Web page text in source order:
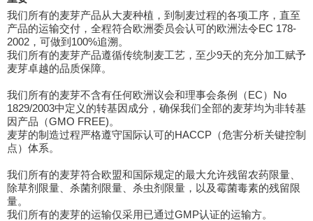
我们所有的麦芽产品从大麦种植，到制麦过程的各项工序，直至
产品的运输交付，全程符合欧洲委员会认可的欧洲法令EC 178-
2002，可做到100%追溯。
我们所有的麦芽产品遵循传统制麦工艺，至少9天的充分加工赋予
麦芽卓越的品质保障。
我们所有的麦芽不含有任何欧洲议会和理事会条例（EC）No
1829/2003中定义的转基因成分，确保我们全部的麦芽均为非转基
因产品（GMO FREE)。
麦芽的制造过程严格遵守国际认可的HACCP（危害分析关键控制
点）体系。
我们所有的麦芽符合欧盟和国际规定的最大允许残留农药限量、
除草剂限量、杀菌剂限量、杀虫剂限量，以及霉菌毒素的残留限
量。
我们所有的麦芽的运输仅采用已通过GMP认证的运输方。